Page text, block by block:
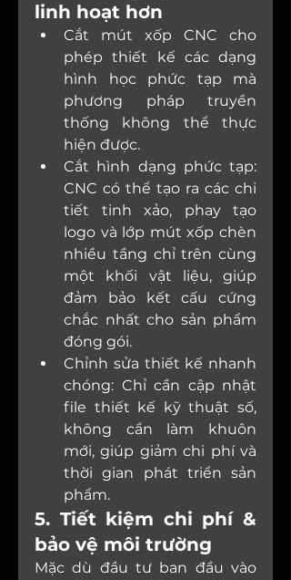
linh hoạt hơn
Cắt mút xốp CNC cho
phép thiết kế các dạng
hình học phức tạp mà
phương pháp truyền
thống không thể thực
hiện được.
Cắt hình dạng phức tạp:
CNC có thể tạo ra các chi
tiết tinh xảo, phay tạo
logo và lớp mút xốp chèn
nhiều tầng chỉ trên cùng
một khối vật liệu, giúp
đảm bảo kết cấu cứng
chắc nhất cho sản phẩm
đóng gói.
Chỉnh sửa thiết kế nhanh
chóng: Chỉ cần cập nhật
file thiết kế kỹ thuật số,
không cần làm khuôn
mới, giúp giảm chi phí và
thời gian phát triển sản
phẩm.
5. Tiết kiệm chi phí &
bảo vệ môi trường
Mặc dù đầu tư ban đầu vào